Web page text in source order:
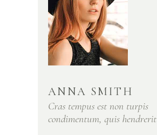
ANNA SMITH
Cras tempus est non turpis
condimentum, quis hendrerit